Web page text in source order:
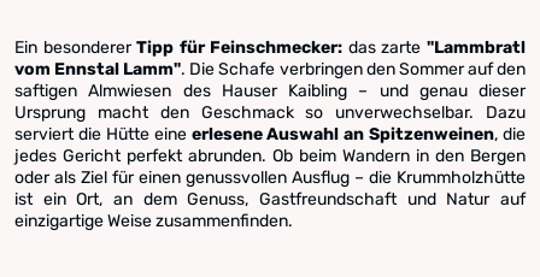
Ein besondererTipp für Feinschmecker: das zarte"Lammbratl
vom Ennstal Lamm". Die Schafe verbringen den Sommer auf den
saftigen Almwiesen des Hauser Kaibling – und genau dieser
Ursprung macht den Geschmack so unverwechselbar. Dazu
serviert die Hütte eine erlesene Auswahl an Spitzenweinen, die
jedes Gericht perfekt abrunden. Ob beim Wandern in den Bergen
oder als Ziel für einen genussvollen Ausflug – die Krummholzhütte
ist ein Ort, an dem Genuss, Gastfreundschaft und Natur auf
einzigartige Weise zusammenfinden.